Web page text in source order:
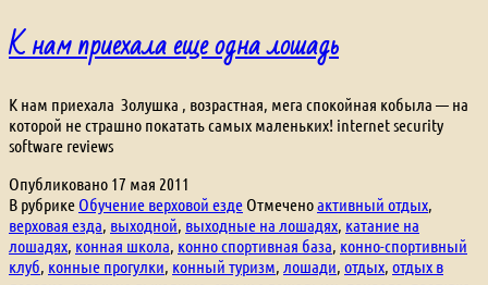
К нам приехала еще одна лошадь
К нам приехала Золушка , возрастная, мега спокойная кобыла — на
которой не страшно покатать самых маленьких! internet security
software reviews
Опубликовано 17 мая 2011
В рубрике Обучение верховой езде Отмеченоактивный отдых,
верховая езда, выходной, выходные на лошадях, катание на
лошадях, конная школа, конно спортивная база, конно-спортивный
клуб, конные прогулки, конный туризм, лошади, отдых, отдых в